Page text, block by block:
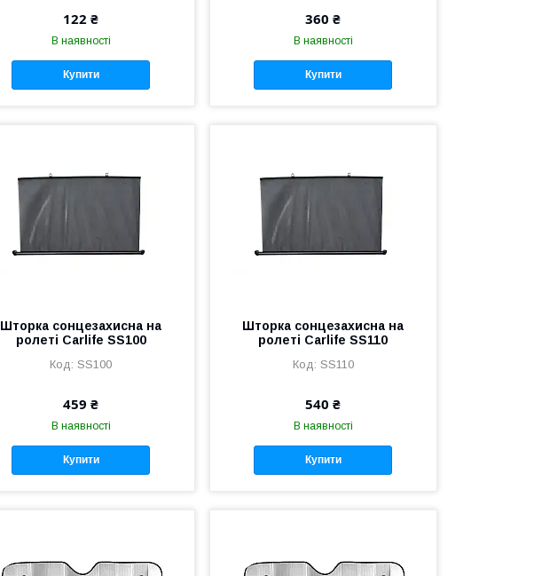
122 ₴
В наявності
Купити
360 ₴
В наявності
Купити
Шторка сонцезахисна на
ролеті Carlife SS100
SS100
459 ₴
В наявності
Купити
Шторка сонцезахисна на
ролеті Carlife SS110
SS110
540 ₴
В наявності
Купити